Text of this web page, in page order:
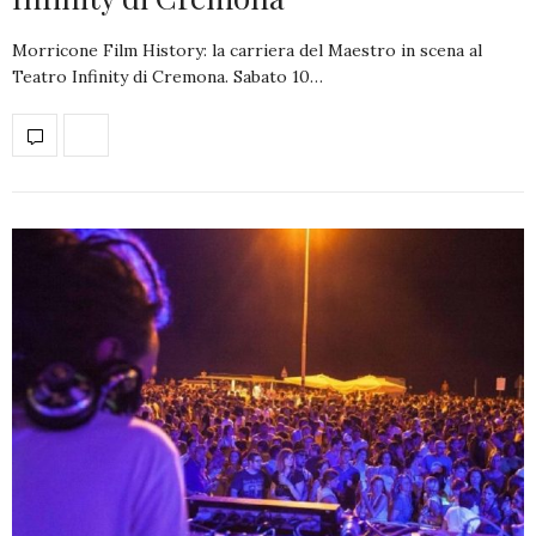
Morricone Film History: la carriera del Maestro in scena al
Teatro Infinity di Cremona. Sabato 10…